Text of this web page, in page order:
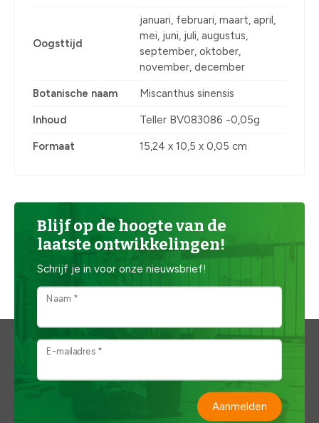
Oogsttijd
januari, februari, maart, april,
mei, juni, juli, augustus,
september, oktober,
november, december
Botanische naam Miscanthus sinensis
Inhoud Teller BV083086 -0,05g
Formaat 15,24 x 10,5 x 0,05 cm
Blijf op de hoogte van de
laatste ontwikkelingen!
Schrijf je in voor onze nieuwsbrief!
Naam *
E-mailadres *
Aanmelden